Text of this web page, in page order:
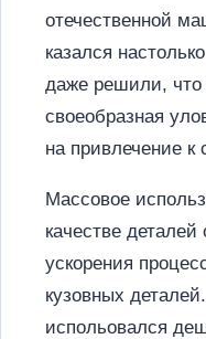
отечественной
казался
даже решили, что
своеобразная
на привлечение к
Массовое
качестве
ускорения
кузовных
испольовался